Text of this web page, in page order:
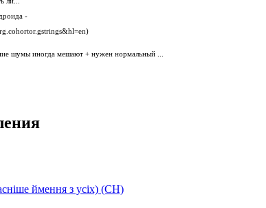
-
шумы иногда мешают + нужен нормальный ...
ймення з усіх) (СН)